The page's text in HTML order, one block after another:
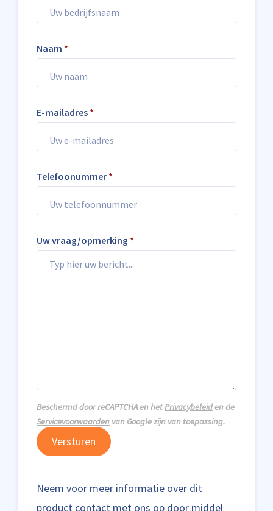
Naam *
E-mailadres *
Telefoonummer *
Uw vraag/opmerking *
Beschermd door reCAPTCHA en hetPrivacybeleiden de
Servicevoorwaarden van Google zijn van toepassing.
Versturen
Neem voor meer informatie over dit
product contact met ons op door middel